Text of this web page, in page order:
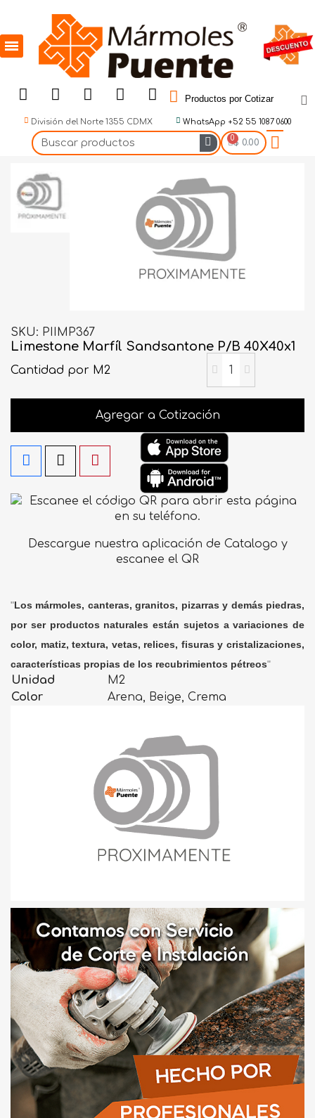
Productos por Cotizar
División del Norte 1355 CDMX WhatsApp +52 55 1087 0600
$ 0.00
SKU PIIMP367
Limestone Marfíl Sandsantone P/B 40X40x1
Cantidad por M2
Agregar a Cotización
Descargue nuestra aplicación de Catalogo y
escanee el QR
"Los mármoles, canteras, granitos, pizarras y demás piedras,
por ser productos naturales están sujetos a variaciones de
color, matiz, textura, vetas, relices, fisuras y cristalizaciones,
características propias de los recubrimientos pétreos"
Unidad
M2
Color
Arena, Beige, Crema